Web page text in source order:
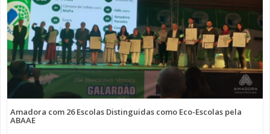
Amadora com 26 Escolas Distinguidas como Eco-Escolas pela
ABAAE